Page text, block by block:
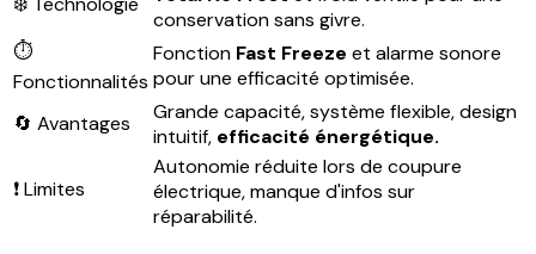
conservation sans givre.
⏱
Fonctionnalités
Fonction Fast Freeze et alarme sonore
pour une efficacité optimisée.
🔄 Avantages
Grande capacité, système flexible, design
intuitif, efficacité énergétique.
❗ Limites
Autonomie réduite lors de coupure
électrique, manque d'infos sur
réparabilité.